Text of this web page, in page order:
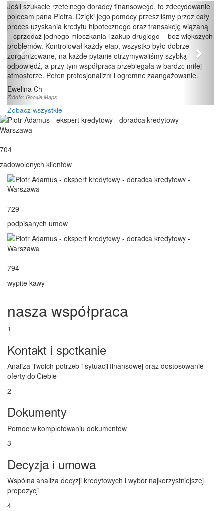
Jeśli szukacie rzetelnego doradcy finansowego, to zdecydowanie
polecam pana Piotra. Dzięki jego pomocy przeszliśmy przez cały
proces uzyskania kredytu hipotecznego oraz transakcję wiązaną
– sprzedaż jednego mieszkania i zakup drugiego – bez większych
problemów. Kontrolował każdy etap, wszystko było dobrze
zorganizowane, na każde pytanie otrzymywaliśmy szybką
odpowiedź, a przy tym współpraca przebiegała w bardzo miłej
atmosferze. Pełen profesjonalizm i ogromne zaangażowanie.
Ewelina Ch
Źródło: Google Maps
Poprzednia
opinia
Zobacz wszystkie
704
zadowolonych klientów
729
podpisanych umów
794
wypite kawy
nasza współpraca
1
Kontakt i spotkanie
Analiza Twoich potrzeb i sytuacji finansowej oraz dostosowanie
oferty do Ciebie
2
Dokumenty
Pomoc w kompletowaniu dokumentów
3
Decyzja i umowa
Wspólna analiza decyzji kredytowych i wybór najkorzystniejszej
propozycji
4